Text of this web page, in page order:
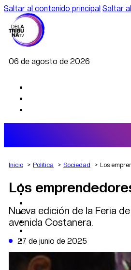
Saltar al contenido principal Saltar
06 de agosto de 2026
AGRO
DEPORTES
POLÍTICA
CAMBIO CLIMÁTICO
DE LA TRIBUNA TV
Inicio Política Sociedad Los
Los
Nueva edición de la Feria
avenida Costanera.
27 de junio de 2025